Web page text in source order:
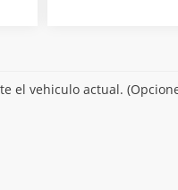
el vehiculo actual.